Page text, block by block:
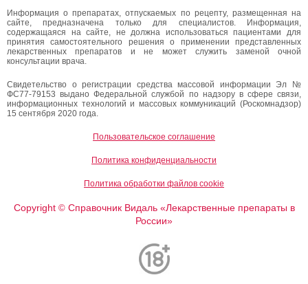
Информация о препаратах, отпускаемых по рецепту, размещенная на
сайте, предназначена только для специалистов. Информация,
содержащаяся на сайте, не должна использоваться пациентами для
принятия самостоятельного решения о применении представленных
лекарственных препаратов и не может служить заменой очной
консультации врача.
Свидетельство о регистрации средства массовой информации Эл №
ФС77-79153 выдано Федеральной службой по надзору в сфере связи,
информационных технологий и массовых коммуникаций (Роскомнадзор)
15 сентября 2020 года.
Пользовательское соглашение
Политика конфиденциальности
Политика обработки файлов cookie
Copyright ©Справочник Видаль «Лекарственные препараты в
России»